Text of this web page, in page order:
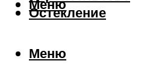
Остекление
Меню
Меню